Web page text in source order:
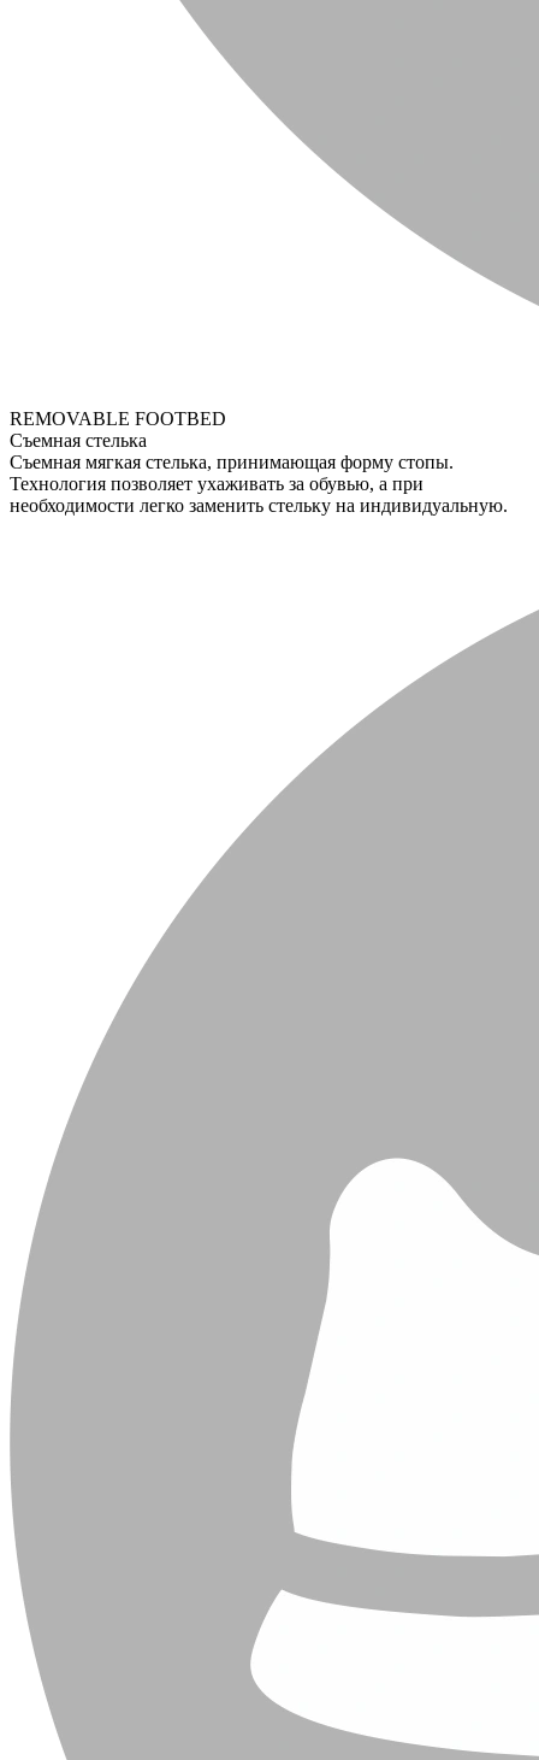
REMOVABLE FOOTBED
Съемная стелька
Съемная мягкая стелька, принимающая форму стопы.
Технология позволяет ухаживать за обувью, а при
необходимости легко заменить стельку на индивидуальную.